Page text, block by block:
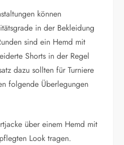
können
in der Bekleidung
sind ein Hemd mit
Shorts in der Regel
dazu sollten für Turniere
folgende Überlegungen
über einem Hemd mit
Look tragen.